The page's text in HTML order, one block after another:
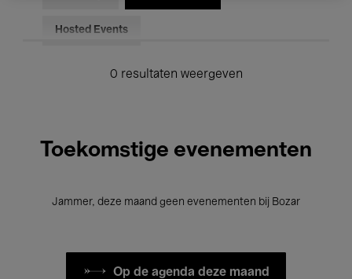
Hosted Events
0 resultaten weergeven
Toekomstige evenementen
Jammer, deze maand geen evenementen bij Bozar
Op de agenda deze maand